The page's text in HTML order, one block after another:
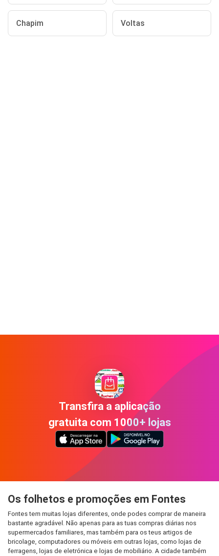
Chapim Voltas
Transfira a aplicação
gratuita com 1000+ lojas
Os folhetos e promoções em Fontes
Fontes tem muitas lojas diferentes, onde podes comprar de maneira
bastante agradável. Não apenas para as tuas compras diárias nos
supermercados familiares, mas também para os teus artigos de
bricolage, computadores ou móveis em outras lojas, como lojas de
ferragens, lojas de eletrónica e lojas de mobiliário. A cidade também